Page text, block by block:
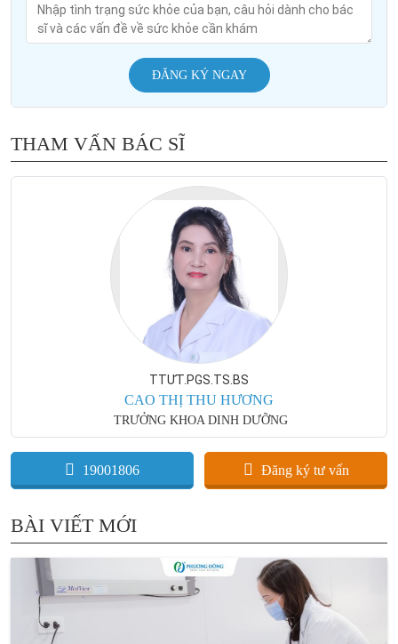
ĐĂNG KÝ NGAY
THAM VẤN BÁC SĨ
TTƯT.PGS.TS.BS
CAO THỊ THU HƯƠNG
TRƯỞNG KHOA DINH DƯỠNG
19001806 Đăng ký tư vấn
BÀI VIẾT MỚI